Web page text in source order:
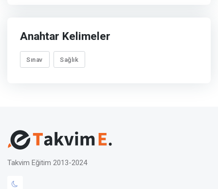
Anahtar Kelimeler
Sınav Sağlık
Takvim Eğitim 2013-2024